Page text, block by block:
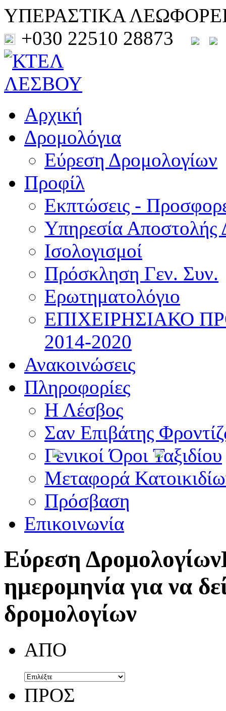
ΥΠΕΡΑΣΤΙΚΑ
+030 22510 28873
Αρχική
Δρομολόγια
Εύρεση Δρομολογίων
Προφίλ
Εκπτώσεις -
Υπηρεσία Αποστολής
Ισολογισμοί
Πρόσκληση Γεν. Συν.
Ερωτηματολόγιο
ΕΠΙΧΕΙΡΗΣΙΑΚΟ
2014-2020
Ανακοινώσεις
Πληροφορίες
Η Λέσβος
Σαν Επιβάτης
Γενικοί Όροι Ταξιδίου
Μεταφορά
Πρόσβαση
Επικοινωνία
Εύρεση Δρομολογίων
ημερομηνία για να
δρομολογίων
ΑΠΟ
ΠΡΟΣ